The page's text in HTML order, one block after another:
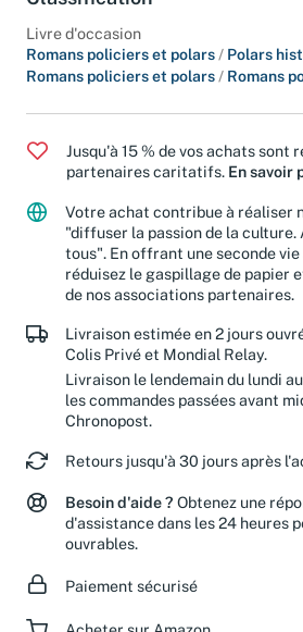
Livre d'occasion
Romans policiers et polars / Polars
Romans policiers et polars / Romans
Jusqu'à 15 % de vos achats sont
partenaires caritatifs. En savoir
Votre achat contribue à réaliser
"diffuser la passion de la culture.
tous". En offrant une seconde
réduisez le gaspillage de papier
de nos associations partenaires.
Livraison estimée en 2 jours
Colis Privé et Mondial Relay.
Livraison le lendemain du lundi
les commandes passées avant
Chronopost.
Retours jusqu'à 30 jours après
Besoin d'aide ? Obtenez une
d'assistance dans les 24 heures
ouvrables.
Paiement sécurisé